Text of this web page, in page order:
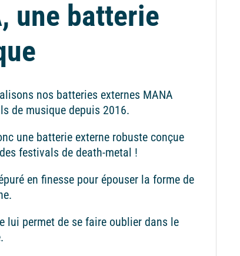
une batterie
nos batteries externes MANA
de musique depuis 2016.
une batterie externe robuste conçue
festivals de death-metal !
en finesse pour épouser la forme de
lui permet de se faire oublier dans le